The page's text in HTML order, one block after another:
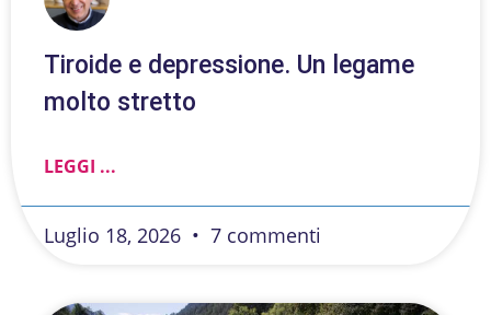
Tiroide e depressione. Un legame
molto stretto
LEGGI ...
Luglio 18, 2026 7 commenti